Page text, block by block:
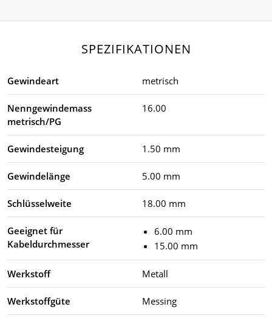
SPEZIFIKATIONEN
Gewindeart metrisch
Nenngewindemass
metrisch/PG
16.00
Gewindesteigung 1.50 mm
Gewindelänge 5.00 mm
Schlüsselweite 18.00 mm
Geeignet für
Kabeldurchmesser
6.00 mm
15.00 mm
Werkstoff Metall
Werkstoffgüte Messing